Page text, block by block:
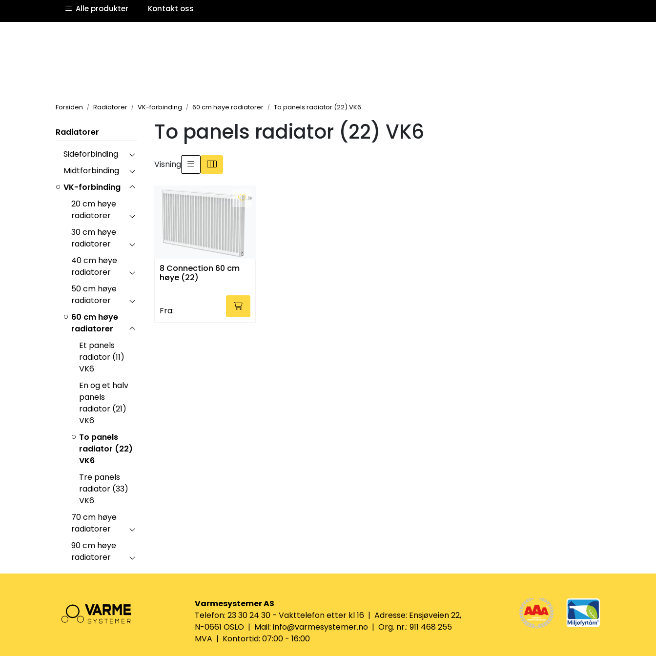
Skip to main contentAlle produkter Kontakt oss
Forsiden Radiatorer VK-forbinding 60 cm høye radiatorer To panels radiator (22) VK6
Radiatorer
Sideforbinding
Midtforbinding
VK-forbinding
20 cm høye
radiatorer
30 cm høye
radiatorer
40 cm høye
radiatorer
50 cm høye
radiatorer
60 cm høye
radiatorer
Et panels
radiator (11)
VK6
En og et halv
panels
radiator (21)
VK6
To panels
radiator (22)
VK6
Tre panels
radiator (33)
VK6
70 cm høye
radiatorer
90 cm høye
radiatorer
To panels radiator (22) VK6
Visning
8 Connection 60 cm
høye (22)
Fra:
Varmesystemer AS
Telefon: 23 30 24 30 - Vakttelefon etter kl 16 | Adresse: Ensjøveien 22,
N-0661 OSLO | Mail: info@varmesystemer.no | Org. nr.: 911 468 255
MVA | Kontortid: 07:00 - 16:00